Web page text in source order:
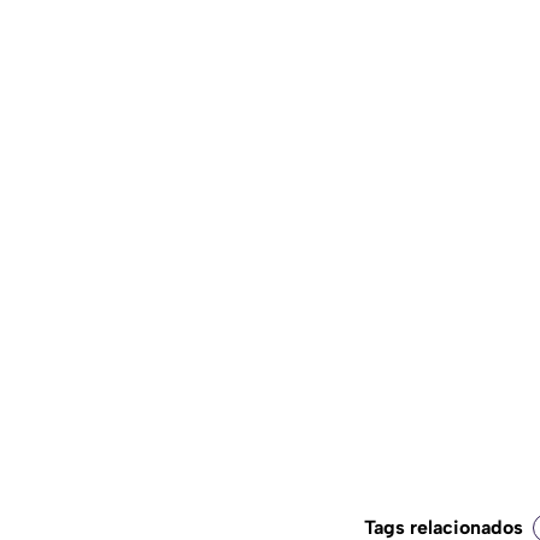
Tags relacionados